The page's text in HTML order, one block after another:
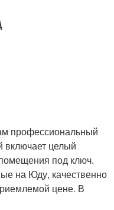
профессиональный
включает целый
под ключ.
на Юду, качественно
цене. В